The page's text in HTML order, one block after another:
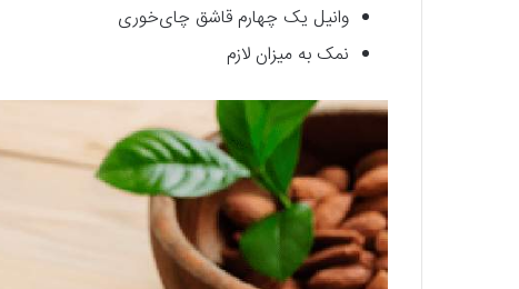
وانیل یک چهارم قاشق چای‌خوری
نمک به میزان لازم